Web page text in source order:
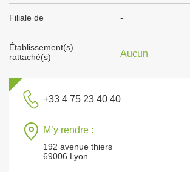
Filiale de -
Établissement(s)
rattaché(s)
Aucun
+33 4 75 23 40 40
M’y rendre :
192 avenue thiers
69006 Lyon